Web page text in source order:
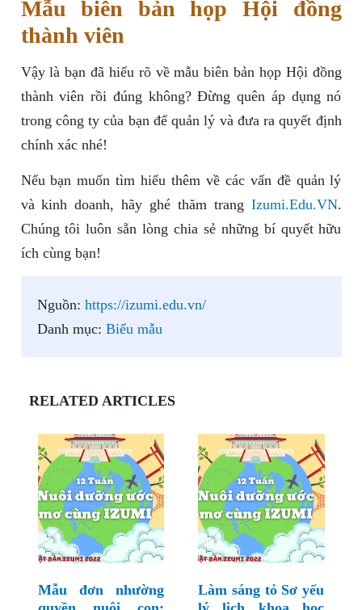
Mẫu biên bản họp Hội đồng
thành viên
Vậy là bạn đã hiểu rõ về mẫu biên bản họp Hội đồng
thành viên rồi đúng không? Đừng quên áp dụng nó
trong công ty của bạn để quản lý và đưa ra quyết định
chính xác nhé!
Nếu bạn muốn tìm hiểu thêm về các vấn đề quản lý
và kinh doanh, hãy ghé thăm trang Izumi.Edu.VN.
Chúng tôi luôn sẵn lòng chia sẻ những bí quyết hữu
ích cùng bạn!
Nguồn: https://izumi.edu.vn/
Danh mục: Biểu mẫu
RELATED ARTICLES
Mẫu đơn nhường
Làm sáng tỏ Sơ yếu